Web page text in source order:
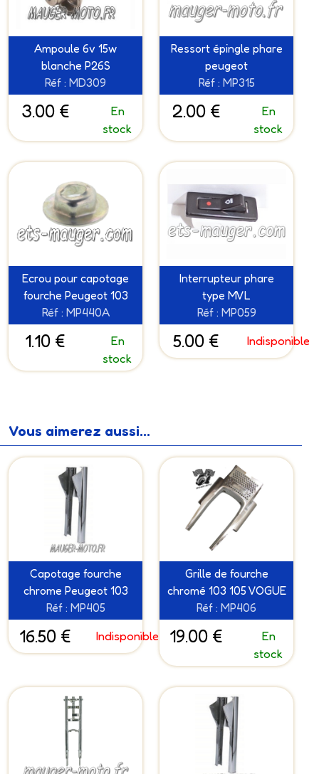
Ampoule 6v 15w
blanche P26S
Réf : MD309
3.00 €
En
stock
Ressort épingle phare
peugeot
Réf : MP315
2.00 €
En
stock
Ecrou pour capotage
fourche Peugeot 103
Réf : MP440A
1.10 €
En
stock
Interrupteur phare
type MVL
Réf : MP059
5.00 € Indisponible
Vous aimerez aussi...
Capotage fourche
chrome Peugeot 103
Réf : MP405
16.50 € Indisponible
Grille de fourche
chromé 103 105 VOGUE
Réf : MP406
19.00 €
En
stock